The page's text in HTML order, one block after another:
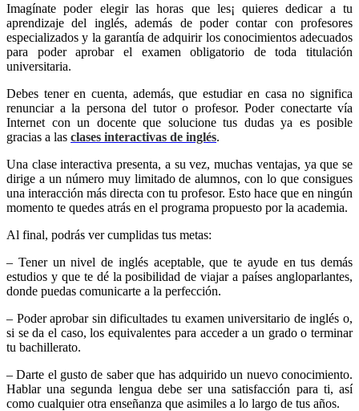
Imagínate poder elegir las horas que les¡ quieres dedicar a tu
aprendizaje del inglés, además de poder contar con profesores
especializados y la garantía de adquirir los conocimientos adecuados
para poder aprobar el examen obligatorio de toda titulación
universitaria.
Debes tener en cuenta, además, que estudiar en casa no significa
renunciar a la persona del tutor o profesor. Poder conectarte vía
Internet con un docente que solucione tus dudas ya es posible
gracias a las clases interactivas de inglés.
Una clase interactiva presenta, a su vez, muchas ventajas, ya que se
dirige a un número muy limitado de alumnos, con lo que consigues
una interacción más directa con tu profesor. Esto hace que en ningún
momento te quedes atrás en el programa propuesto por la academia.
Al final, podrás ver cumplidas tus metas:
– Tener un nivel de inglés aceptable, que te ayude en tus demás
estudios y que te dé la posibilidad de viajar a países angloparlantes,
donde puedas comunicarte a la perfección.
– Poder aprobar sin dificultades tu examen universitario de inglés o,
si se da el caso, los equivalentes para acceder a un grado o terminar
tu bachillerato.
– Darte el gusto de saber que has adquirido un nuevo conocimiento.
Hablar una segunda lengua debe ser una satisfacción para ti, así
como cualquier otra enseñanza que asimiles a lo largo de tus años.